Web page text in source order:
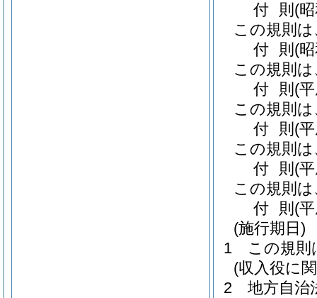
付 則 (
この規則
付 則 (
この規則
付 則 (
この規則
付 則 (
この規則
付 則 (
この規則
付 則 (
(施行期日)
1
この規則
(収入役に
2
地方自治